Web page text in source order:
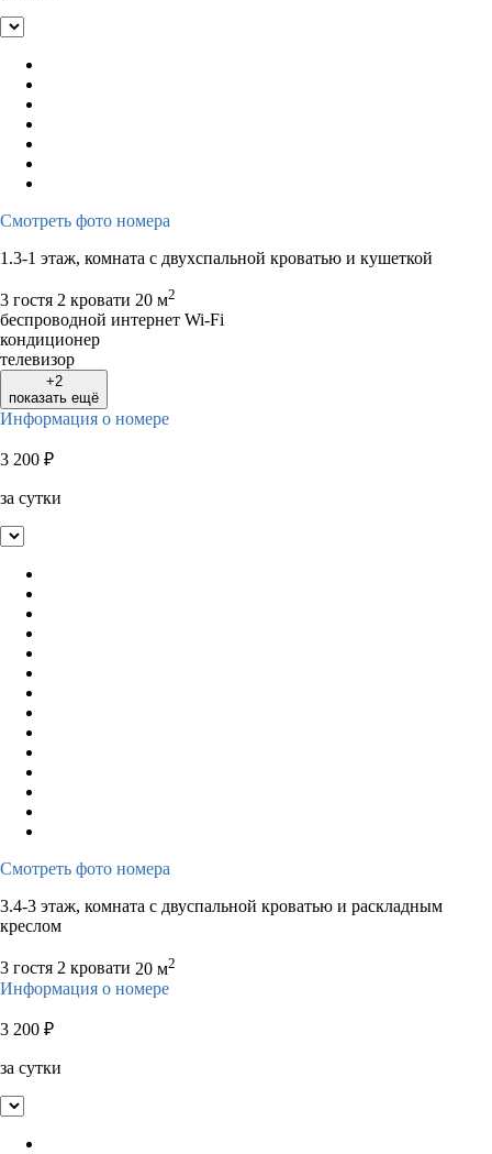
Смотреть фото номера
1.3-1 этаж, комната с двухспальной кроватью и кушеткой
3 гостя 2 кровати 20 м2
беспроводной интернет Wi-Fi
кондиционер
телевизор
+2
показать ещё
Информация о номере
3 200 ₽
за сутки
Смотреть фото номера
3.4-3 этаж, комната с двуспальной кроватью и раскладным
креслом
3 гостя 2 кровати 20 м2
Информация о номере
3 200 ₽
за сутки